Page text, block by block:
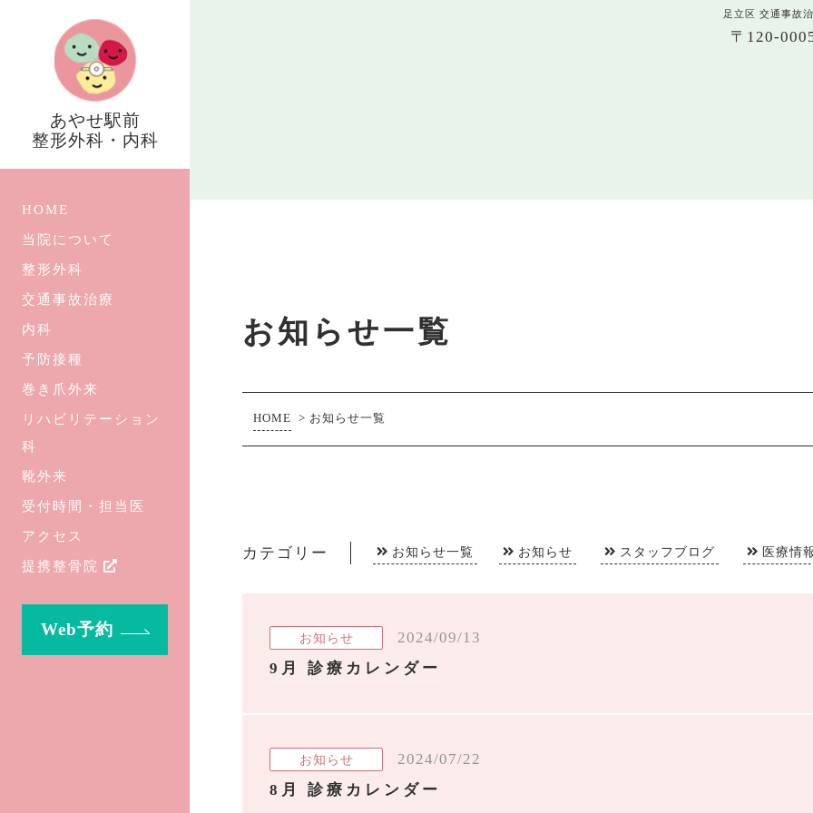
足立区 交通事故
あやせ駅前
整形外科・内科
HOME
当院について
整形外科
交通事故治療
内科
予防接種
巻き爪外来
リハビリテーション
科
靴外来
受付時間・担当医
アクセス
提携整骨院
Web予約
〒120-
お知らせ一覧
HOME > お知らせ一覧
カテゴリー お知らせ一覧 お知らせ スタッフブログ 医療情
お知らせ
2024/09/13
9月 診療カレンダー
お知らせ
2024/07/22
8月 診療カレンダー